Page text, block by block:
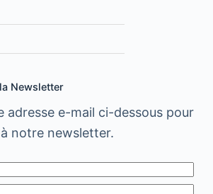
Newsletter
adresse e-mail ci-dessous pour
notre newsletter.